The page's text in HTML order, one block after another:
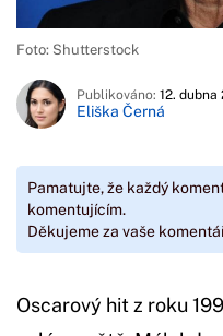
Foto: Shutterstock
Publikováno: 12. dubna
Eliška Černá
Pamatujte, že každý
komentujícím.
Děkujeme za vaše
Oscarový hit z roku